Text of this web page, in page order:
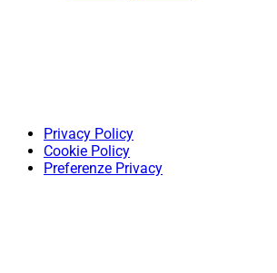
Privacy Policy
Cookie Policy
Preferenze Privacy